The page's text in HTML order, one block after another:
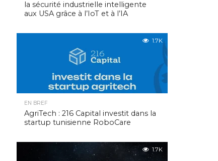
la sécurité industrielle intelligente
aux USA grâce à l’IoT et à l’IA
1.7K
EN BREF
AgriTech : 216 Capital investit dans la
startup tunisienne RoboCare
1.7K